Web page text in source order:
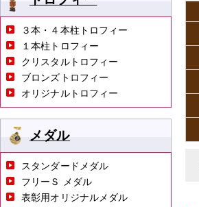
３本・４本柱トロフィー
１本柱トロフィー
クリスタルトロフィー
ブロンズトロフィー
オリジナルトロフィー
メダル
スタンダードメダル
フリーＳ メダル
表彰用オリジナルメダル